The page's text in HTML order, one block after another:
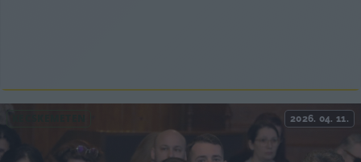
2026. 04. 11.